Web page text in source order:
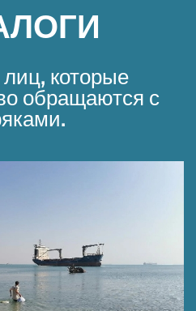
которые
обращаются с